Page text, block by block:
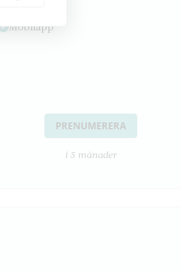
E-tidning
Mobilapp
PRENUMERERA
i 5 månader